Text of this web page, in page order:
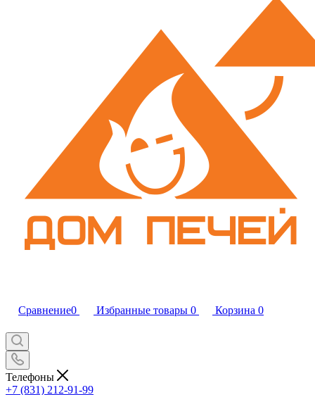
Сравнение0 Избранные товары 0 Корзина 0
Телефоны
+7 (831) 212-91-99